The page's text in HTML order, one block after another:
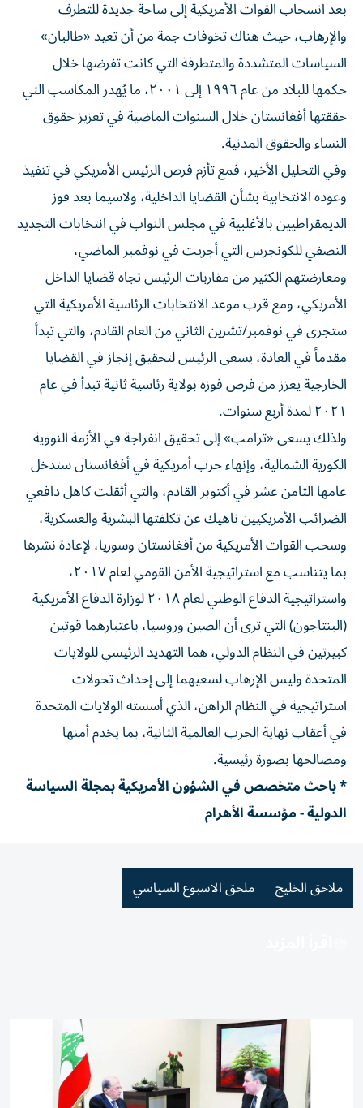
بعد انسحاب القوات الأمريكية إلى ساحة جديدة للتطرف
والإرهاب، حيث هناك تخوفات جمة من أن تعيد «طالبان»
السياسات المتشددة والمتطرفة التي كانت تفرضها خلال
حكمها للبلاد من عام ١٩٩٦ إلى ٢٠٠١، ما يُهدر المكاسب التي
حققتها أفغانستان خلال السنوات الماضية في تعزيز حقوق
النساء والحقوق المدنية.
وفي التحليل الأخير، فمع تأزم فرص الرئيس الأمريكي في تنفيذ
وعوده الانتخابية بشأن القضايا الداخلية، ولاسيما بعد فوز
الديمقراطيين بالأغلبية في مجلس النواب في انتخابات التجديد
النصفي للكونجرس التي أجريت في نوفمبر الماضي،
ومعارضتهم الكثير من مقاربات الرئيس تجاه قضايا الداخل
الأمريكي، ومع قرب موعد الانتخابات الرئاسية الأمريكية التي
ستجرى في نوفمبر/‏تشرين الثاني من العام القادم، والتي تبدأ
مقدماً في العادة، يسعى الرئيس لتحقيق إنجاز في القضايا
الخارجية يعزز من فرص فوزه بولاية رئاسية ثانية تبدأ في عام
٢٠٢١ لمدة أربع سنوات.
ولذلك يسعى «ترامب» إلى تحقيق انفراجة في الأزمة النووية
الكورية الشمالية، وإنهاء حرب أمريكية في أفغانستان ستدخل
عامها الثامن عشر في أكتوبر القادم، والتي أثقلت كاهل دافعي
الضرائب الأمريكيين ناهيك عن تكلفتها البشرية والعسكرية،
وسحب القوات الأمريكية من أفغانستان وسوريا، لإعادة نشرها
بما يتناسب مع استراتيجية الأمن القومي لعام ٢٠١٧،
واستراتيجية الدفاع الوطني لعام ٢٠١٨ لوزارة الدفاع الأمريكية
(البنتاجون) التي ترى أن الصين وروسيا، باعتبارهما قوتين
كبيرتين في النظام الدولي، هما التهديد الرئيسي للولايات
المتحدة وليس الإرهاب لسعيهما إلى إحداث تحولات
استراتيجية في النظام الراهن، الذي أسسته الولايات المتحدة
في أعقاب نهاية الحرب العالمية الثانية، بما يخدم أمنها
ومصالحها بصورة رئيسية.
* باحث متخصص في الشؤون الأمريكية بمجلة السياسة
الدولية - مؤسسة الأهرام
ملاحق الخليج ملحق الاسبوع السياسي